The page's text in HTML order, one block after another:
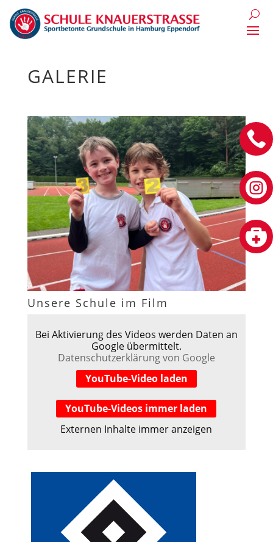
GALERIE
Unsere Schule im Film
Bei Aktivierung des Videos werden Daten an
Google übermittelt.
Datenschutzerklärung von Google
YouTube-Video laden
YouTube-Videos immer laden
Externen Inhalte immer anzeigen


